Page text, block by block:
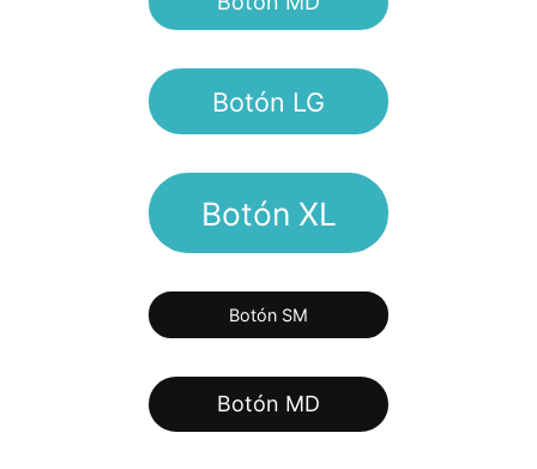
Botón LG
Botón XL
Botón SM
Botón MD